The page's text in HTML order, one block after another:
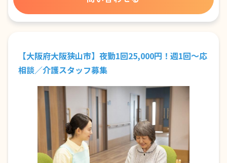
【大阪府大阪狭山市】夜勤1回25,000円！週1回～応
相談／介護スタッフ募集